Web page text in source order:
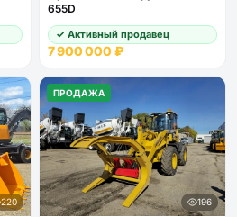
655D
✓ Активный продавец
7 900 000 ₽
220
ПРОДАЖА
196